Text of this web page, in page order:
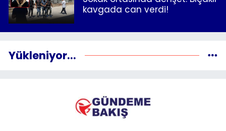
kavgada can verdi!
Yükleniyor...